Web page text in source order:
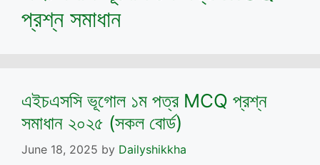
প্রশ্ন সমাধান
এইচএসসি ভূগোল ১ম পত্র MCQ প্রশ্ন
সমাধান ২০২৫ (সকল বোর্ড)
June 18, 2025 by Dailyshikkha